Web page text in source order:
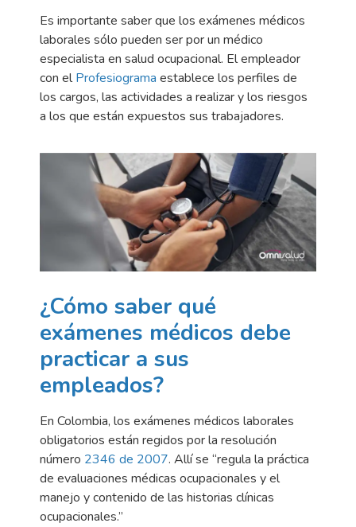
Es importante saber que los exámenes médicos
laborales sólo pueden ser por un médico
especialista en salud ocupacional. El empleador
con elProfesiograma establece los perfiles de
los cargos, las actividades a realizar y los riesgos
a los que están expuestos sus trabajadores.
¿Cómo saber qué
exámenes médicos debe
practicar a sus
empleados?
En Colombia, los exámenes médicos laborales
obligatorios están regidos por la resolución
número 2346 de 2007. Allí se “regula la práctica
de evaluaciones médicas ocupacionales y el
manejo y contenido de las historias clínicas
ocupacionales.”